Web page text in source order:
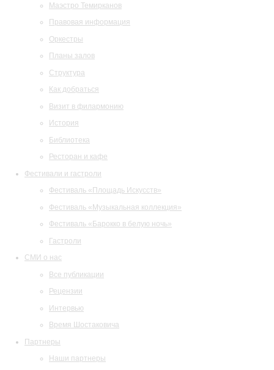
Маэстро Темирканов
Правовая информация
Оркестры
Планы залов
Структура
Как добраться
Визит в филармонию
История
Библиотека
Ресторан и кафе
Фестивали и гастроли
Фестиваль «Площадь Искусств»
Фестиваль «Музыкальная коллекция»
Фестиваль «Барокко в белую ночь»
Гастроли
СМИ о нас
Все публикации
Рецензии
Интервью
Время Шостаковича
Партнеры
Наши партнеры